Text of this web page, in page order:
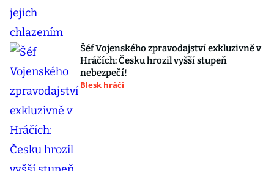
Šéf Vojenského zpravodajství exkluzivně v
Hráčích: Česku hrozil vyšší stupeň
nebezpečí!
Blesk hráči